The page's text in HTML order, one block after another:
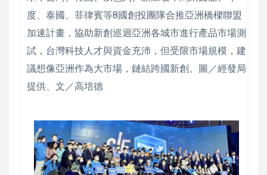
度、泰國、菲律賓等8國創投團隊合推亞洲橋樑聯盟
加速計畫，協助新創巡迴亞洲各城市進行產品市場測
試，台灣科技人才與資金充沛，但受限市場規模，建
議想像亞洲作為大市場，鏈結跨國新創。圖／經發局
提供、文／高培德